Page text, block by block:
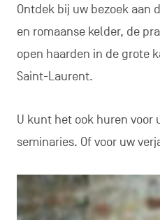
Ontdek bij uw bezoek aan
en romaanse kelder, de
open haarden in de grote
Saint-Laurent.
U kunt het ook huren voor
seminaries. Of voor uw